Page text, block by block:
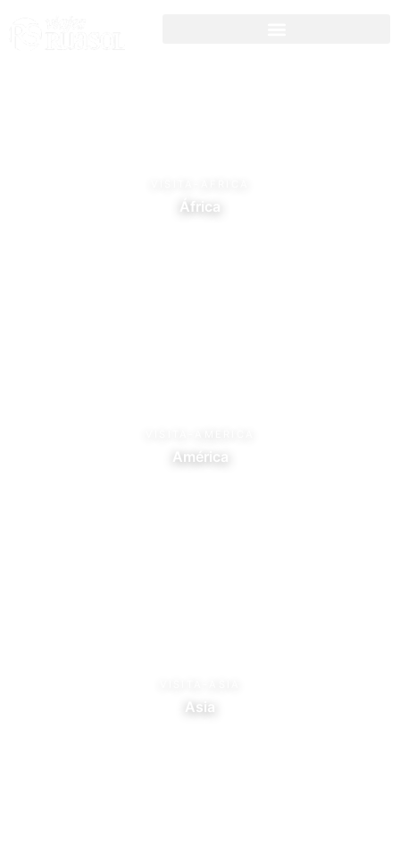
África
América
Asia